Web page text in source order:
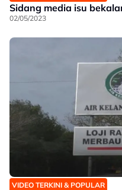
Sidang media isu
02/05/2023
VIDEO TERKINI & POPULAR